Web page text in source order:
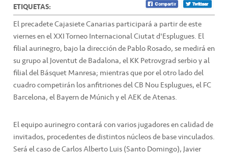
ETIQUETAS:
El precadete Cajasiete Canarias participará a partir de este
viernes en el XXI Torneo Internacional Ciutat d'Esplugues. El
filial aurinegro, bajo la dirección de Pablo Rosado, se medirá en
su grupo al Joventut de Badalona, el KK Petrovgrad serbio y al
filial del Básquet Manresa; mientras que por el otro lado del
cuadro competirán los anfitriones del CB Nou Esplugues, el FC
Barcelona, el Bayern de Múnich y el AEK de Atenas.
El equipo aurinegro contará con varios jugadores en calidad de
invitados, procedentes de distintos núcleos de base vinculados.
Será el caso de Carlos Alberto Luis (Santo Domingo), Javier